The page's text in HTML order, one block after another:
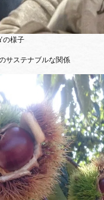
の様子
サステナブルな関係